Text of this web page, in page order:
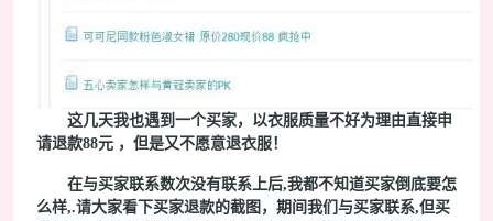
这几天我也遇到一个买家，以衣服质量不好为理由直接申
请退款88元 ，但是又不愿意退衣服！
在与买家联系数次没有联系上后,我都不知道买家倒底要怎
么样,.请大家看下买家退款的截图，期间我们与买家联系,但买